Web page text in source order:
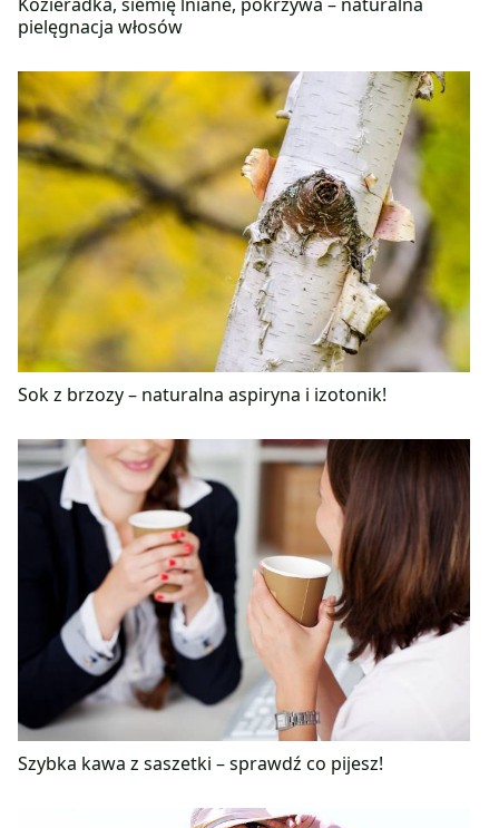
pielęgnacja włosów
Sok z brzozy – naturalna aspiryna i izotonik!
Szybka kawa z saszetki – sprawdź co pijesz!